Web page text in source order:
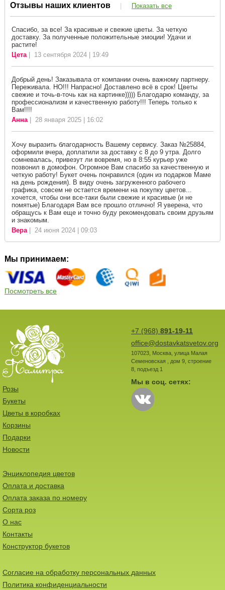
Отзывы наших клиентов | Показать все
Спасибо, за все! За красивые и свежие цветы. За четкую
доставку. За полученные положительные эмоции! Удачи и
растите!
Цета| 13 сентября 2024 | 19:49
Добрый день! Заказывала от компании очень важному партнеру.
Переживала. НО!!! Напрасно! Доставлено всё в срок! Цветы
свежие и точь-в-точь как на картинке))))) Благодарю команду, за
профессионализм и качественную работу!!! Теперь только к
Вам!!!!
Анна| 28 января 2025 | 16:02
Хочу выразить благодарность Вашему сервису. Заказ №25884,
оформили вчера, доплатили за доставку с 8 до 9 утра. Долго
сомневалась, привезут ли вовремя, но в 8:55 курьер уже
позвонил в домофон. Огромное Вам спасибо за качественную и
четкую работу! Букет очень понравился (один из подарков Маме
на день рождения). В виду очень загруженного рабочего
графика, совсем не остается времени на покупку цветов...
хочется, чтобы они все-таки были свежие и красивые (и не
помятые) Благодаря Вам все прошло отлично! Я уверена, что
обращусь к Вам еще и точно буду рекомендовать своим друзьям
и знакомым.
Вера| 24 июня 2024 | 09:03
Мы принимаем:
Посмотреть все
+7 (968) 891-19-11
office@dostavkatsvetov.org
107023, Москва, улица Малая
Семеновская , дом 9, строение
8, подъезд 1
Мы в соц. сетях:
Розы
Букеты
Цветы в коробках
Корзины
Подарки
Новости
Энциклопедия цветов
Оплата и доставка
Оплата заказа по номеру
Сорта роз
О нас
Контакты
Конструктор букетов
Согласие на обработку персональных данных
Политика конфиденциальности